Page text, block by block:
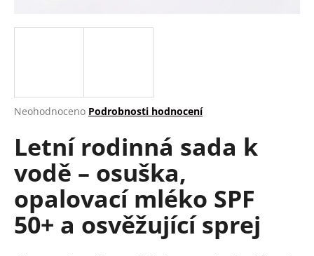
Průměrné
produktu
je
z
hvězdiček.
Neohodnoceno Podrobnosti hodnocení
Letní rodinná sada k
vodě – osuška,
opalovací mléko SPF
50+ a osvěžující sprej
j
?
D
o